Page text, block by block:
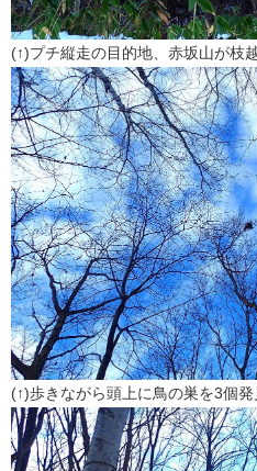
(↑)プチ縦走の目的地、赤坂山が枝
(↑)歩きながら頭上に鳥の巣を3個